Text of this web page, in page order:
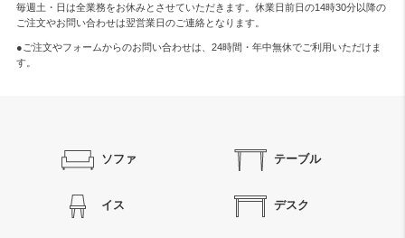
毎週土・日は全業務をお休みとさせていただきます。休業日前日の14時30分以降の
ご注文やお問い合わせは翌営業日のご連絡となります。
●ご注文やフォームからのお問い合わせは、 24時間・年中無休でご利用いただけま
す。
ソファ テーブル
イス デスク